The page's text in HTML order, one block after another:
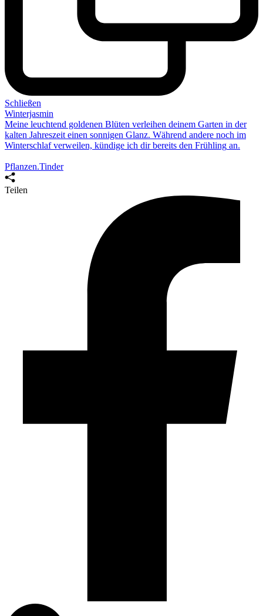
Schließen
Winterjasmin
Meine leuchtend goldenen Blüten verleihen deinem Garten in der
kalten Jahreszeit einen sonnigen Glanz. Während andere noch im
Winterschlaf verweilen, kündige ich dirbereits den Frühling an.
Pflanzen.Tinder
Teilen